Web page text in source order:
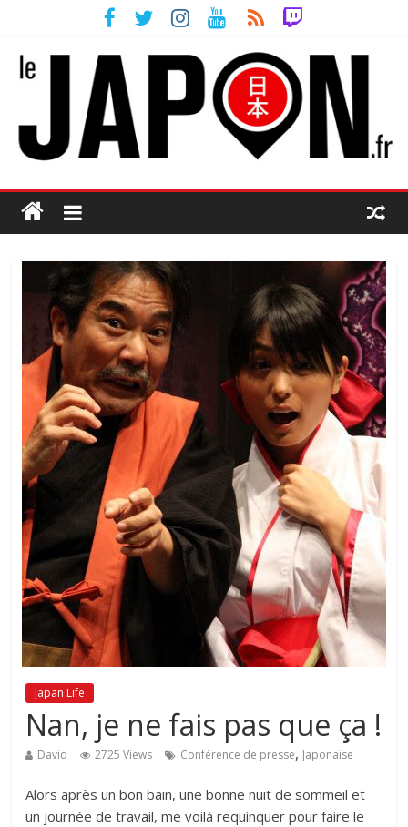
Japan Life
Nan, je ne fais pas que ça !
David 2725 Views Conférence de presse, Japonaise
Alors après un bon bain, une bonne nuit de sommeil et
un journée de travail, me voilà requinquer pour faire le